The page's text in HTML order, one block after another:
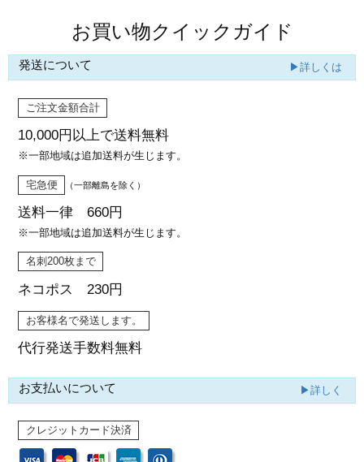
お買い物クイックガイド
発送について ▶詳しくは
ご注文金額合計
10,000円以上で送料無料
※一部地域は追加送料が生じます。
宅急便 （一部離島を除く）
送料一律 660円
※一部地域は追加送料が生じます。
名刺200枚まで
ネコポス 230円
お客様名で発送します。
代行発送手数料無料
お支払いについて ▶詳しく
クレジットカード決済